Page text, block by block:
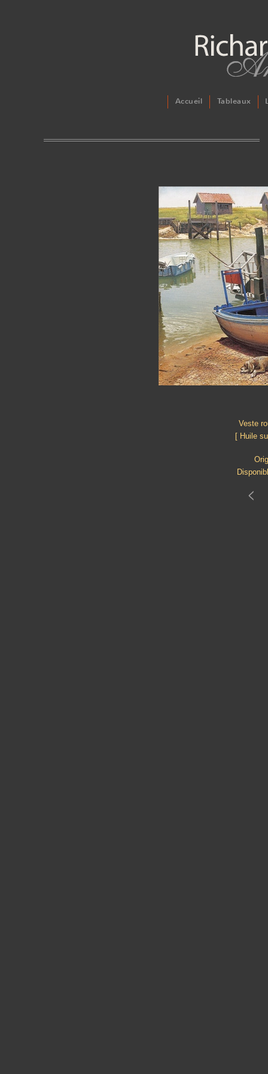
Accueil Tableaux
Veste
[ Huile
<